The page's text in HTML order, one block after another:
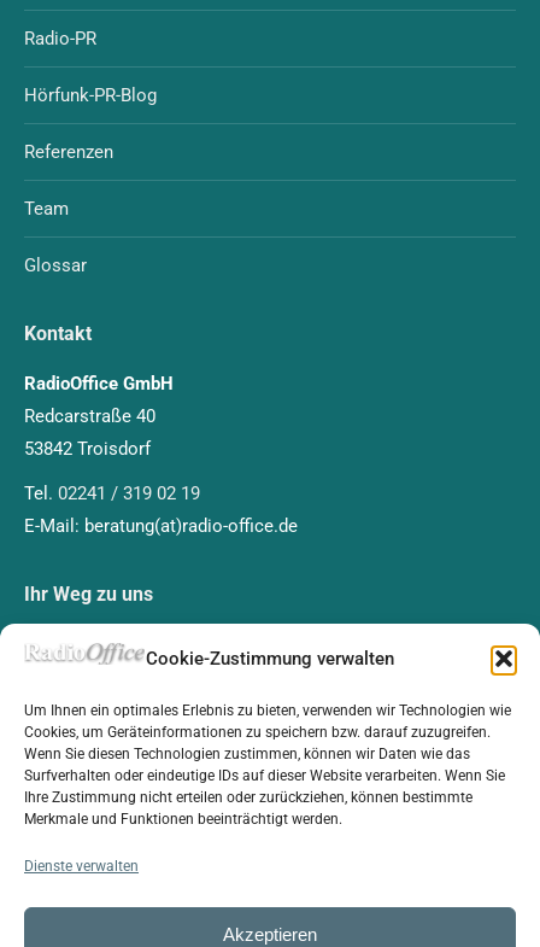
Cookie-Zustimmung verwalten
Um Ihnen ein optimales Erlebnis zu bieten, verwenden wir Technologien wie
Cookies, um Geräteinformationen zu speichern bzw. darauf zuzugreifen.
Wenn Sie diesen Technologien zustimmen, können wir Daten wie das
Surfverhalten oder eindeutige IDs auf dieser Website verarbeiten. Wenn Sie
Ihre Zustimmung nicht erteilen oder zurückziehen, können bestimmte
Merkmale und Funktionen beeinträchtigt werden.
Dienste verwalten
Akzeptieren
Radio-PR
Hörfunk-PR-Blog
Referenzen
Team
Glossar
Kontakt
RadioOffice GmbH
Redcarstraße 40
53842 Troisdorf
Tel. 02241 / 319 02 19
E-Mail: beratung(at)radio-office.de
Ihr Weg zu uns
Klicken Sie auf „Ich stimme zu“, um Google maps
zu aktivieren
Cookie-Richtlinie